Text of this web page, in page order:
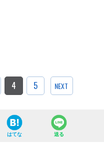
4 5 NEXT
はてな 送る